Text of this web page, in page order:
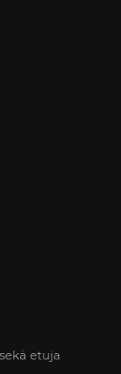
etuja